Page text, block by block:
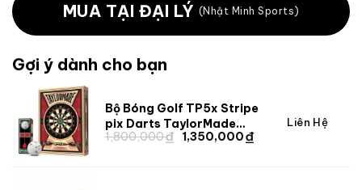
MUA TẠI ĐẠI LÝ (Nhật Minh Sports)
Gợi ý dành cho bạn
Bộ Bóng Golf TP5x Stripe
pix Darts TaylorMade
2025
1,800,000₫ Giá
gốc
1,350,000₫
Liên Hệ